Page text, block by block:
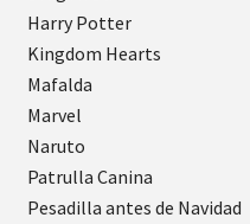
Harry Potter
Kingdom Hearts
Mafalda
Marvel
Naruto
Patrulla Canina
Pesadilla antes de Navidad